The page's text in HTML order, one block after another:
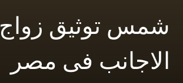
شمس توثيق زواج
الاجانب فى مصر